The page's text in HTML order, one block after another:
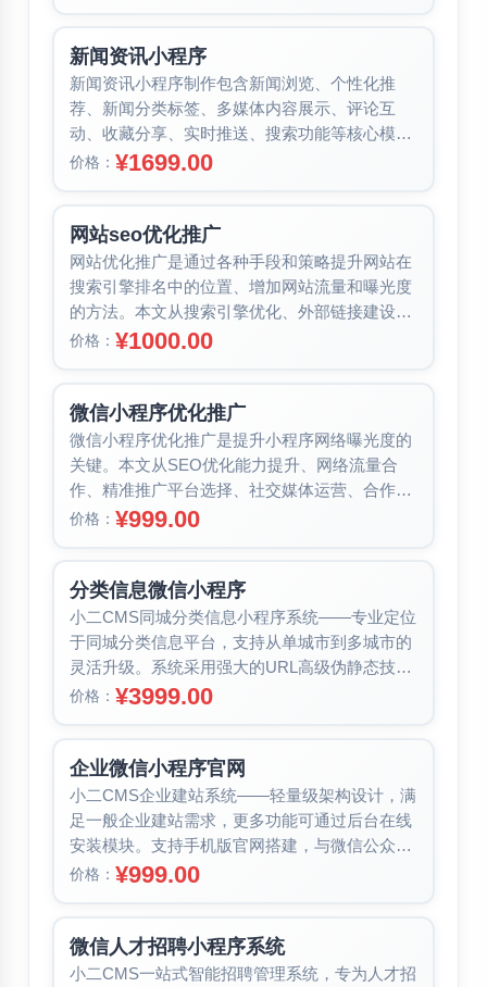
新闻资讯小程序
新闻资讯小程序制作包含新闻浏览、个性化推
荐、新闻分类标签、多媒体内容展示、评论互
动、收藏分享、实时推送、搜索功能等核心模
块。本文详细介绍各功能模块的作用与价值，...
价格： ¥1699.00
网站seo优化推广
网站优化推广是通过各种手段和策略提升网站在
搜索引擎排名中的位置、增加网站流量和曝光度
的方法。本文从搜索引擎优化、外部链接建设、
社交媒体优化、网站速度优化、搜索需...
价格： ¥1000.00
微信小程序优化推广
微信小程序优化推广是提升小程序网络曝光度的
关键。本文从SEO优化能力提升、网络流量合
作、精准推广平台选择、社交媒体运营、合作活
动策划、线下推广、用户体验优化七大...
价格： ¥999.00
分类信息微信小程序
小二CMS同城分类信息小程序系统——专业定位
于同城分类信息平台，支持从单城市到多城市的
灵活升级。系统采用强大的URL高级伪静态技
术，实现按分类、地域拼音的伪静态...
价格： ¥3999.00
企业微信小程序官网
小二CMS企业建站系统——轻量级架构设计，满
足一般企业建站需求，更多功能可通过后台在线
安装模块。支持手机版官网搭建，与微信公众号
结合可轻松实现微官网。内置文章、...
价格： ¥999.00
微信人才招聘小程序系统
小二CMS一站式智能招聘管理系统，专为人才招